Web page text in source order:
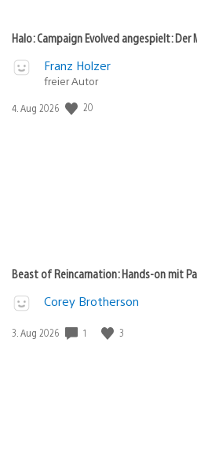
Halo: Campaign Evolved angespielt:
Franz Holzer
freier Autor
Veröffentlichungsdatum:
4. Aug 2026 20
Beast of Reincarnation: Hands-on mit
Corey Brotherson
Veröffentlichungsdatum:
3. Aug 2026 1 3